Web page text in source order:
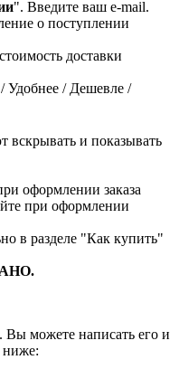
". Введите ваш e-mail.
о поступлении
доставки
Удобнее / Дешевле /
вскрывать и показывать
оформлении заказа
при оформлении
в разделе "Как купить"
Вы можете написать его и